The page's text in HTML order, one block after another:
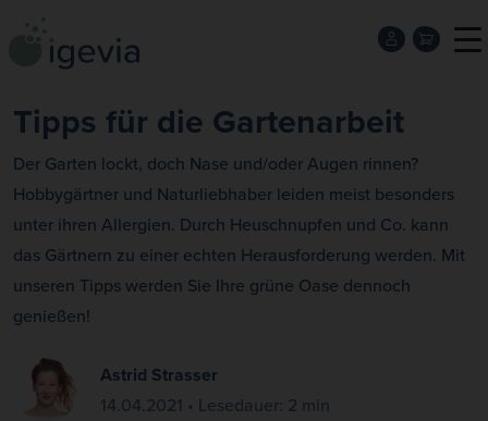
Tipps für die Gartenarbeit
Der Garten lockt, doch Nase und/oder Augen rinnen?
Hobbygärtner und Naturliebhaber leiden meist besonders
unter ihren Allergien. Durch Heuschnupfen und Co. kann
das Gärtnern zu einer echten Herausforderung werden. Mit
unseren Tipps werden Sie Ihre grüne Oase dennoch
genießen!
Astrid Strasser
14.04.2021 • Lesedauer: 2 min